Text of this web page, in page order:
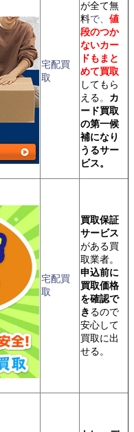
宅配買
取
が全て無
料で、 値
段のつか
ないカー
ドもまと
めて買取
してもら
える。 カ
ード買取
の第一候
補になり
うるサー
ビス。
宅配買
取
買取保証
サービス
がある買
取業者。
申込前に
買取価格
を確認で
き るので
安心して
買取に出
せる。